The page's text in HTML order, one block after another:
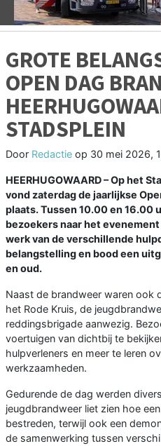
GROTE
OPEN DAG
STADSPLEIN
Door Redactie op 30 mei 2026,
HEERHUGOWAARD– Op het
vond zaterdag de jaarlijkse
plaats. Tussen 10.00 en 16.00
bezoekers naar het
werk van de verschillende
belangstelling en bood een
en oud.
Naast de brandweer waren ook
het Rode Kruis, de
reddingsbrigade aanwezig.
voertuigen van dichtbij te
hulpverleners en meer te leren
werkzaamheden.
Gedurende de dag werden
jeugdbrandweer liet zien hoe
bestreden, terwijl ook een
de samenwerking tussen